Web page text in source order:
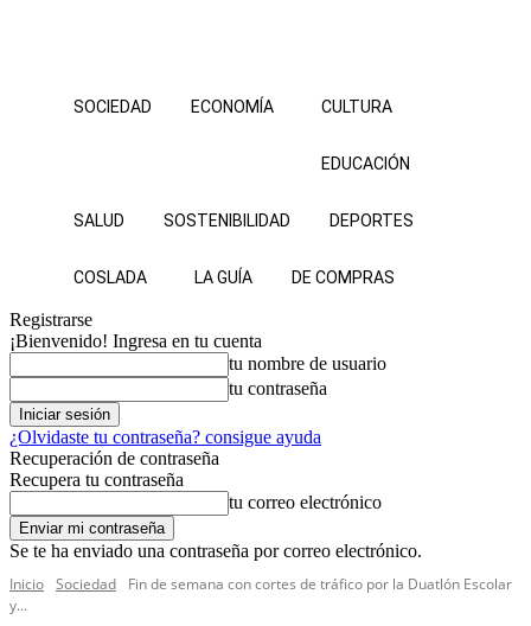
SOCIEDAD ECONOMÍA CULTURA
EDUCACIÓN
SALUD SOSTENIBILIDAD DEPORTES
COSLADA LA GUÍA DE COMPRAS
Registrarse
¡Bienvenido! Ingresa en tu cuenta
tu nombre de usuario
tu contraseña
¿Olvidaste tu contraseña? consigue ayuda
Recuperación de contraseña
Recupera tu contraseña
tu correo electrónico
Se te ha enviado una contraseña por correo electrónico.
Inicio Sociedad
Fin de semana con cortes de tráfico por la Duatlón Escolar
y...